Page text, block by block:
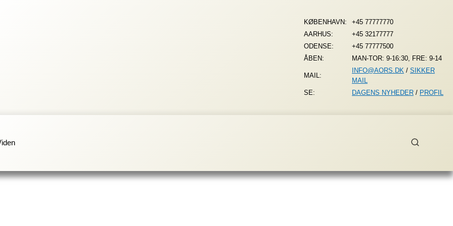
KØBENHAVN:
+45 77777770
AARHUS:
+45 32177777
ODENSE:
+45 77777500
ÅBEN:
MAN-TOR: 9-16:30, FRE: 9-14
MAIL:
INFO@AORS.DK / SIKKER
MAIL
SE:
DAGENS NYHEDER / PROFIL